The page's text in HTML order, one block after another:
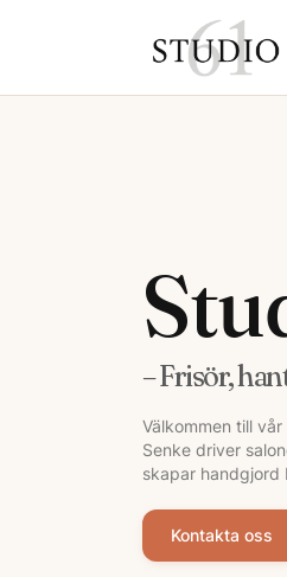
– Frisör,
Välkommen till
Senke driver
skapar handgjord
Kontakta oss